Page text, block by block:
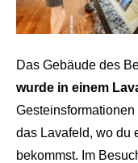
Das Gebäude des
wurde in einem
das Lavafeld, wo du
bekommst. Im